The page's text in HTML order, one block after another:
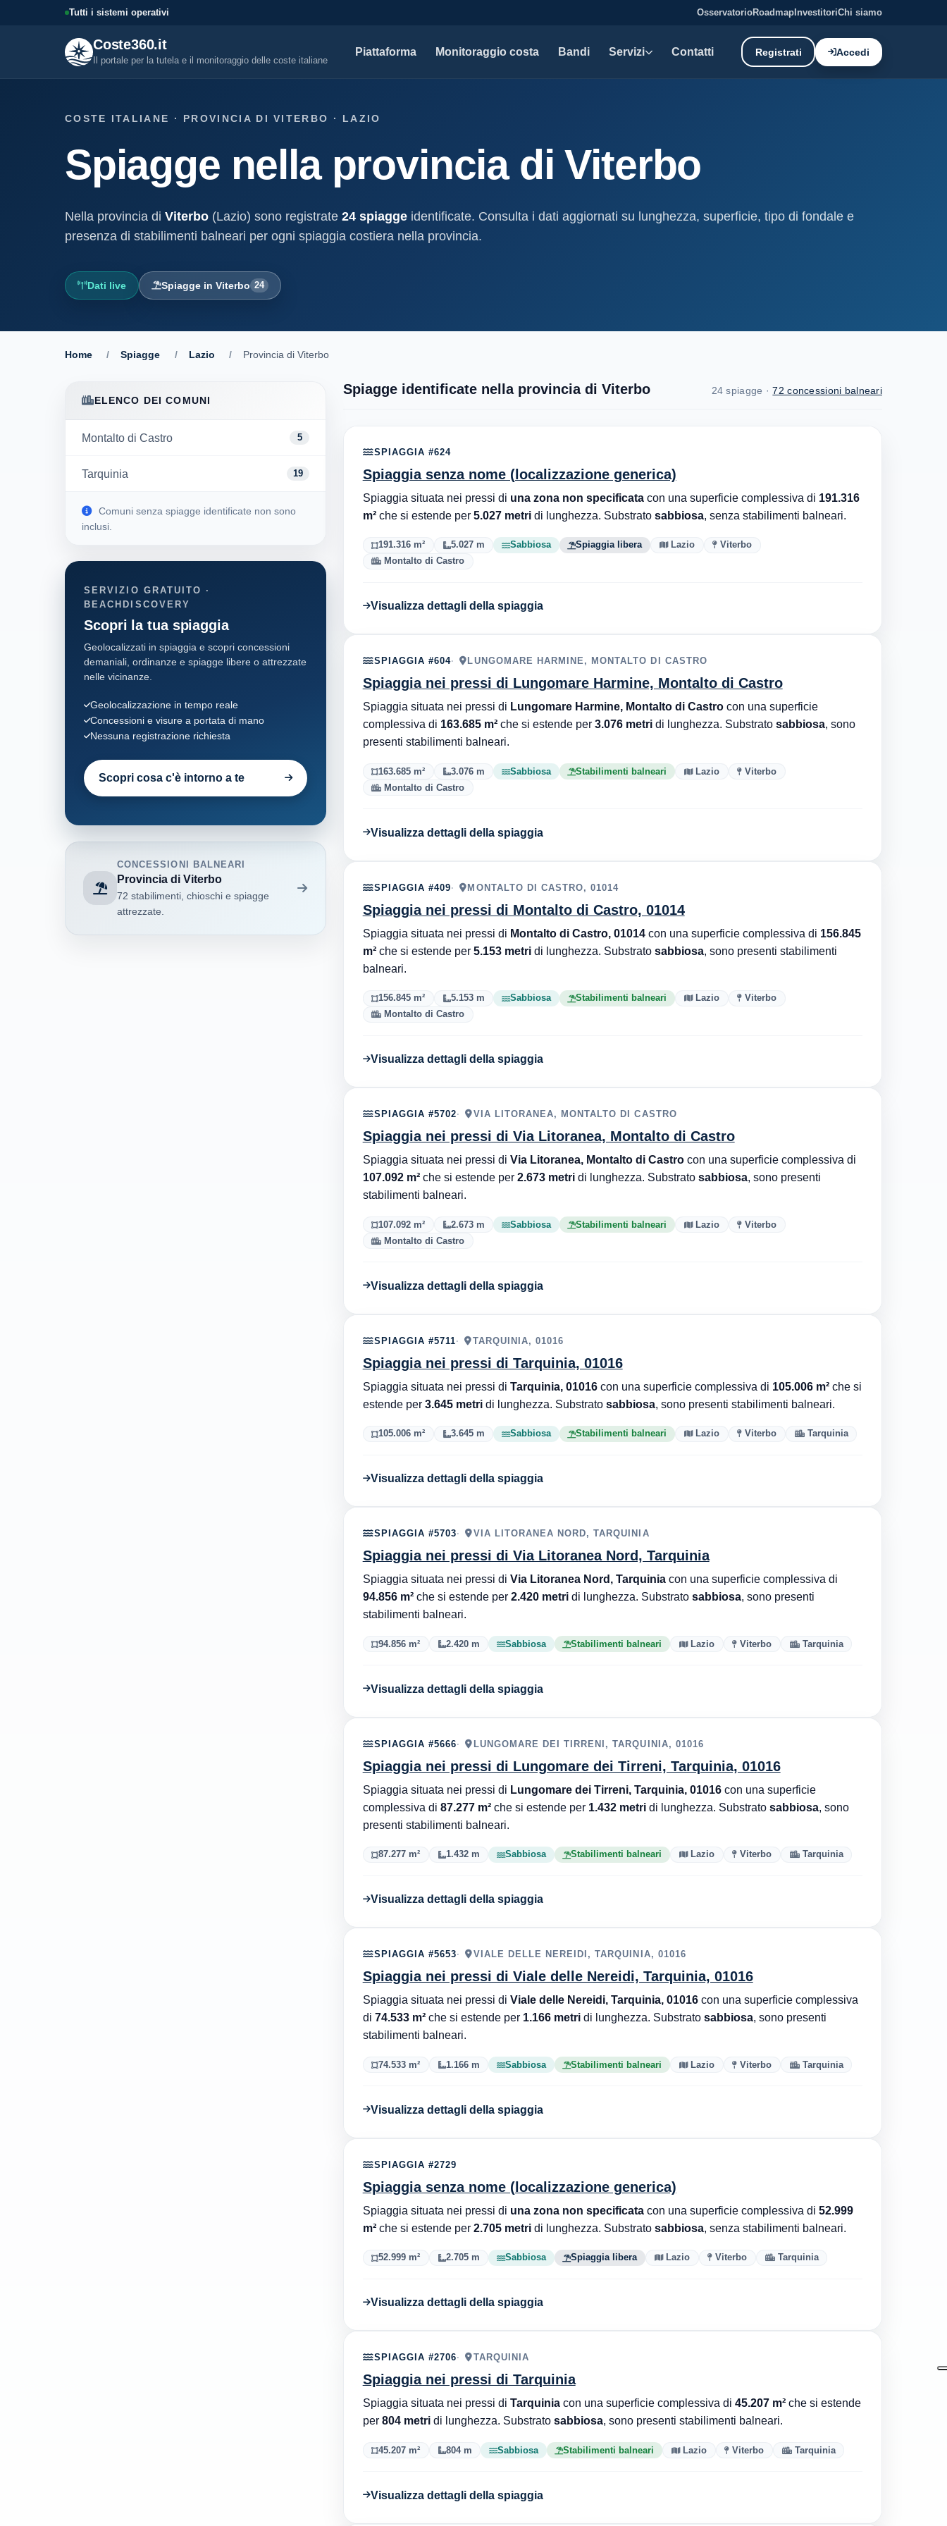
Tutti i sistemi operativi OsservatorioRoadmap InvestitoriChi siamo
Coste360.it
Il portale per la tutela e il monitoraggio delle coste italiane
Piattaforma Monitoraggio costa Bandi Servizi
Visure, fascicoli, verifica concessioni e
altro.
Visura concessione demaniale
Un documento sintetico della concessione
demaniale marittima
demaniale marittima
Storico completo ed evolutivo della
concessione demaniale marittima
Soluzioni per studi tecnici, legali e PA.
Modello D1
Studi geologici costieri
Indagini, perizie e relazioni geologiche per il
Atti, soggetti e canoni del demanio
marittimo.
Contatti Registrati Accedi
COSTE ITALIANE · PROVINCIA DI VITERBO · LAZIO
Spiagge nella provincia di Viterbo
Nella provincia di Viterbo (Lazio) sono registrate 24 spiagge identificate. Consulta i dati aggiornati su lunghezza, superficie, tipo di fondale e
presenza di stabilimenti balneari per ogni spiaggia costiera nella provincia.
Dati live Spiagge in Viterbo 24
Home / Spiagge / Lazio / Provincia di Viterbo
ELENCO DEI COMUNI
Montalto di Castro 5
Tarquinia 19
Comuni senza spiagge identificate non sono
inclusi.
SERVIZIO GRATUITO ·
BEACHDISCOVERY
Scopri la tua spiaggia
Geolocalizzati in spiaggia e scopri concessioni
demaniali, ordinanze e spiagge libere o attrezzate
nelle vicinanze.
Geolocalizzazione in tempo reale
Concessioni e visure a portata di mano
Nessuna registrazione richiesta
Scopri cosa c'è intorno a te
CONCESSIONI BALNEARI
Provincia di Viterbo
72 stabilimenti, chioschi e spiagge
attrezzate.
Spiagge identificate nella provincia di Viterbo 24 spiagge ·72 concessioni balneari
SPIAGGIA #624
Spiaggia senza nome (localizzazione generica)
Spiaggia situata nei pressi di una zona non specificatacon una superficie complessiva di 191.316
m²che si estende per 5.027 metridi lunghezza. Substrato sabbiosa, senza stabilimenti balneari.
191.316 m² 5.027 m Sabbiosa Spiaggia libera Lazio
Viterbo
Montalto di Castro
Visualizza dettagli della spiaggia
SPIAGGIA #604 LUNGOMARE HARMINE, MONTALTO DI CASTRO
Spiaggia nei pressi di Lungomare Harmine, Montalto di Castro
Spiaggia situata nei pressi di Lungomare Harmine, Montalto di Castrocon una superficie
complessiva di 163.685 m²che si estende per 3.076 metridi lunghezza. Substrato sabbiosa, sono
presenti stabilimenti balneari.
163.685 m² 3.076 m Sabbiosa Stabilimenti balneari Lazio
Viterbo
Montalto di Castro
Visualizza dettagli della spiaggia
SPIAGGIA #409 MONTALTO DI CASTRO, 01014
Spiaggia nei pressi di Montalto di Castro, 01014
Spiaggia situata nei pressi di Montalto di Castro, 01014con una superficie complessiva di 156.845
m²che si estende per 5.153 metridi lunghezza. Substrato sabbiosa, sono presenti stabilimenti
balneari.
156.845 m² 5.153 m Sabbiosa Stabilimenti balneari Lazio
Viterbo
Montalto di Castro
Visualizza dettagli della spiaggia
SPIAGGIA #5702 VIA LITORANEA, MONTALTO DI CASTRO
Spiaggia nei pressi di Via Litoranea, Montalto di Castro
Spiaggia situata nei pressi di Via Litoranea, Montalto di Castrocon una superficie complessiva di
107.092 m²che si estende per 2.673 metridi lunghezza. Substrato sabbiosa, sono presenti
stabilimenti balneari.
107.092 m² 2.673 m Sabbiosa Stabilimenti balneari Lazio
Viterbo
Montalto di Castro
Visualizza dettagli della spiaggia
SPIAGGIA #5711 TARQUINIA, 01016
Spiaggia nei pressi di Tarquinia, 01016
Spiaggia situata nei pressi di Tarquinia, 01016con una superficie complessiva di 105.006 m²che si
estende per 3.645 metridi lunghezza. Substrato sabbiosa, sono presenti stabilimenti balneari.
105.006 m² 3.645 m Sabbiosa Stabilimenti balneari Lazio Viterbo Tarquinia
Visualizza dettagli della spiaggia
SPIAGGIA #5703 VIA LITORANEA NORD, TARQUINIA
Spiaggia nei pressi di Via Litoranea Nord, Tarquinia
Spiaggia situata nei pressi di Via Litoranea Nord, Tarquiniacon una superficie complessiva di
94.856 m²che si estende per 2.420 metridi lunghezza. Substrato sabbiosa, sono presenti
stabilimenti balneari.
94.856 m² 2.420 m Sabbiosa Stabilimenti balneari Lazio Viterbo Tarquinia
Visualizza dettagli della spiaggia
SPIAGGIA #5666 LUNGOMARE DEI TIRRENI, TARQUINIA, 01016
Spiaggia nei pressi di Lungomare dei Tirreni, Tarquinia, 01016
Spiaggia situata nei pressi di Lungomare dei Tirreni, Tarquinia, 01016con una superficie
complessiva di 87.277 m²che si estende per 1.432 metridi lunghezza. Substrato sabbiosa, sono
presenti stabilimenti balneari.
87.277 m² 1.432 m Sabbiosa Stabilimenti balneari Lazio Viterbo Tarquinia
Visualizza dettagli della spiaggia
SPIAGGIA #5653 VIALE DELLE NEREIDI, TARQUINIA, 01016
Spiaggia nei pressi di Viale delle Nereidi, Tarquinia, 01016
Spiaggia situata nei pressi di Viale delle Nereidi, Tarquinia, 01016con una superficie complessiva
di 74.533 m²che si estende per 1.166 metridi lunghezza. Substrato sabbiosa, sono presenti
stabilimenti balneari.
74.533 m² 1.166 m Sabbiosa Stabilimenti balneari Lazio Viterbo Tarquinia
Visualizza dettagli della spiaggia
SPIAGGIA #2729
Spiaggia senza nome (localizzazione generica)
Spiaggia situata nei pressi di una zona non specificatacon una superficie complessiva di 52.999
m²che si estende per 2.705 metridi lunghezza. Substrato sabbiosa, senza stabilimenti balneari.
52.999 m² 2.705 m Sabbiosa Spiaggia libera Lazio Viterbo Tarquinia
Visualizza dettagli della spiaggia
SPIAGGIA #2706 TARQUINIA
Spiaggia nei pressi di Tarquinia
Spiaggia situata nei pressi di Tarquiniacon una superficie complessiva di 45.207 m²che si estende
per 804 metridi lunghezza. Substrato sabbiosa, sono presenti stabilimenti balneari.
45.207 m² 804 m Sabbiosa Stabilimenti balneari Lazio Viterbo Tarquinia
Visualizza dettagli della spiaggia